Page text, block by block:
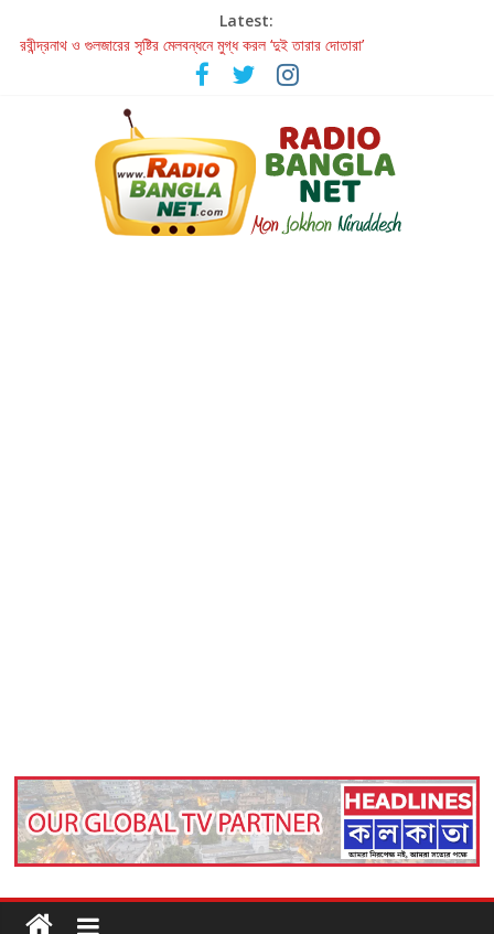
Latest:
রবীন্দ্রনাথ ও গুলজারের সৃষ্টির মেলবন্ধনে মুগ্ধ করল ‘দুই তারার দোতারা’
কলের গান থেকে রীলস্ — বাঙালির গান শোনার বিবর্তনের গল্প
জগন্নাথমঙ্গলম্ — বাংলায় প্রথমবার মঞ্চে এবার রথযাত্রার উদযাপন
Retribution: A Thought-Provoking Short Film That Challenges
Our Understanding of Justice
হাওয়া বদলের টলিউডে ‘তুমি এলে তাই’